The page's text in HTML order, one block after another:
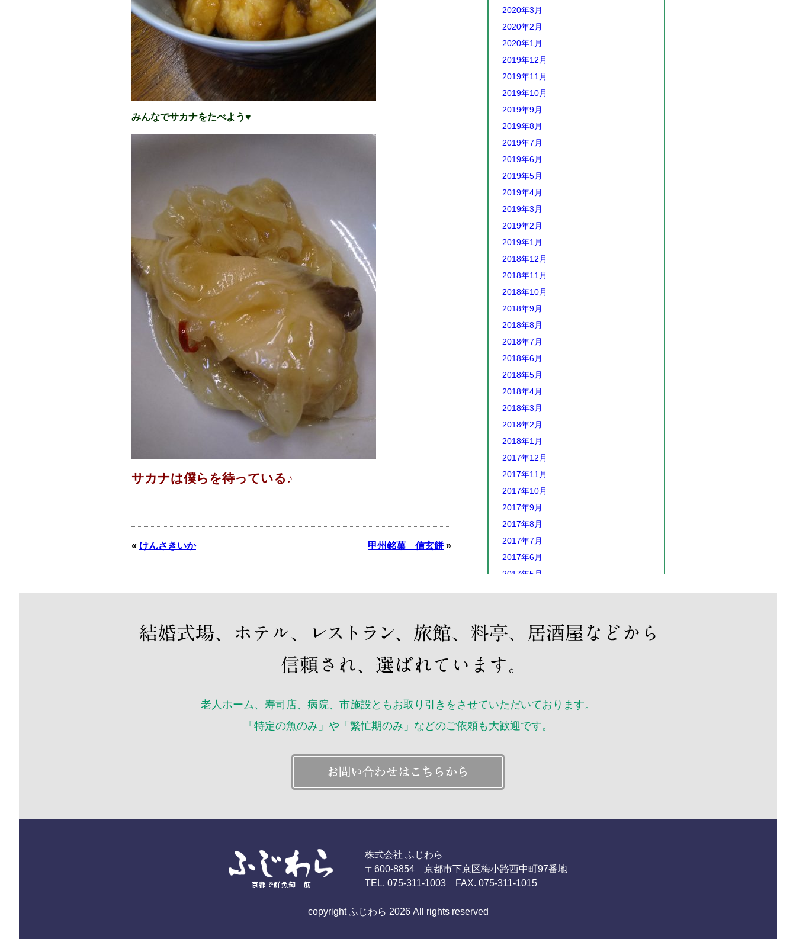
みんなでサカナをたべよう♥
サカナは僕らを待っている♪
« けんさきいか 甲州銘菓 信玄餅 »
2020年3月
2020年2月
2020年1月
2019年12月
2019年11月
2019年10月
2019年9月
2019年8月
2019年7月
2019年6月
2019年5月
2019年4月
2019年3月
2019年2月
2019年1月
2018年12月
2018年11月
2018年10月
2018年9月
2018年8月
2018年7月
2018年6月
2018年5月
2018年4月
2018年3月
2018年2月
2018年1月
2017年12月
2017年11月
2017年10月
2017年9月
2017年8月
2017年7月
2017年6月
2017年5月
2017年2月
2017年1月
2016年11月
老人ホーム、寿司店、病院、市施設ともお取り引きをさせていただいております。
「特定の魚のみ」や「繁忙期のみ」などのご依頼も大歓迎です。
株式会社 ふじわら
〒600-8854 京都市下京区梅小路西中町97番地
TEL. 075-311-1003 FAX. 075-311-1015
copyright ふじわら 2026 All rights reserved